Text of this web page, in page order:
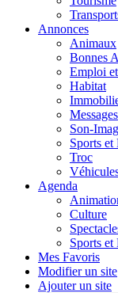
Annonces
Animaux
Bonnes
Emploi
Habitat
Messages
Son-
Sports et
Troc
Agenda
Culture
Sports et
Mes Favoris
Modifier un site
Ajouter un site